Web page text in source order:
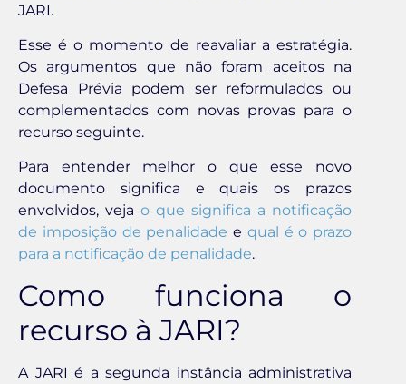
JARI.
Esse é o momento de reavaliar a estratégia.
Os argumentos que não foram aceitos na
Defesa Prévia podem ser reformulados ou
complementados com novas provas para o
recurso seguinte.
Para entender melhor o que esse novo
documento significa e quais os prazos
envolvidos, veja o que significa a notificação
de imposição de penalidade e qual é o prazo
para a notificação de penalidade.
Como funciona o
recurso à JARI?
A JARI é a segunda instância administrativa